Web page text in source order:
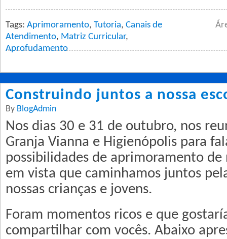
Tags: Aprimoramento, Tutoria, Canais de
Atendimento, Matriz Curricular,
Aprofudamento
Construindo juntos a nossa
By BlogAdmin
Nos dias 30 e 31 de outubro, nos
Granja Vianna e Higienópolis para
possibilidades de aprimoramento de
em vista que caminhamos juntos
nossas crianças e jovens.
Foram momentos ricos e que
compartilhar com vocês. Abaixo